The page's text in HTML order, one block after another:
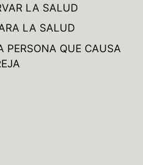
LA SALUD
LA SALUD
PERSONA QUE CAUSA